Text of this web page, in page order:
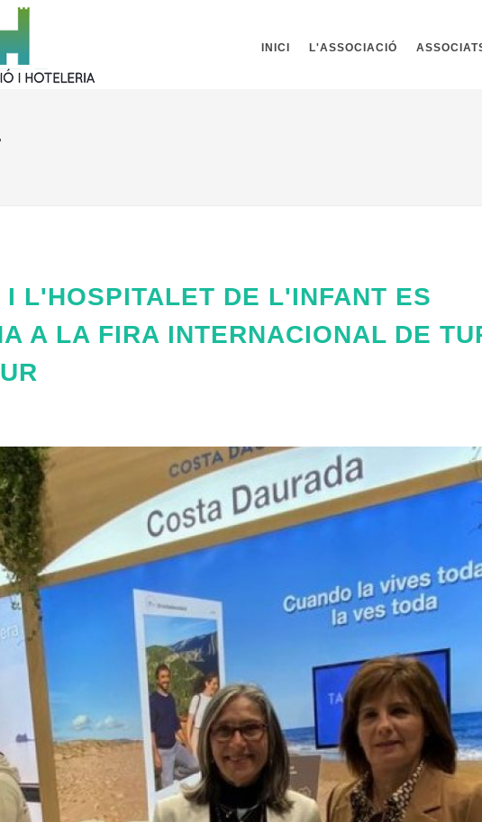
INICI L'ASSOCIACIÓ
L'HOSPITALET DE L'INFANT ES
A LA FIRA INTERNACIONAL DE